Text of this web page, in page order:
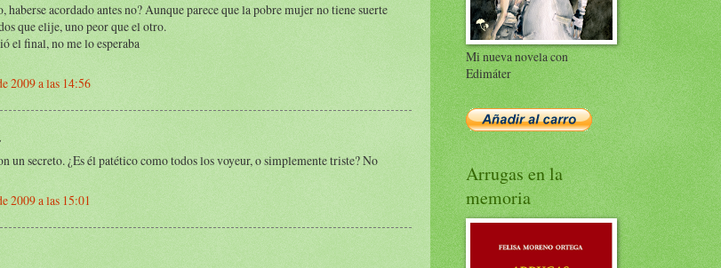
haberse acordado antes no? Aunque parece que la pobre mujer no tiene suerte
que elije, uno peor que el otro.
el final, no me lo esperaba
2009 a las 14:56
un secreto. ¿Es él patético como todos los voyeur, o simplemente triste? No
2009 a las 15:01
Mi nueva novela con
Edimáter
Arrugas en la
memoria